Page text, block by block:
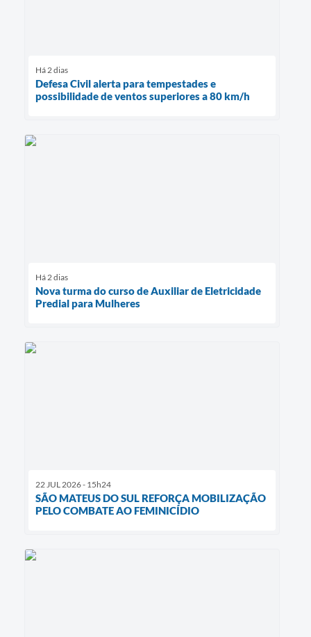
Há 2 dias
Defesa Civil alerta para tempestades e
possibilidade de ventos superiores a 80 km/h
Há 2 dias
Nova turma do curso de Auxiliar de Eletricidade
Predial para Mulheres
22 JUL 2026 - 15h24
SÃO MATEUS DO SUL REFORÇA MOBILIZAÇÃO
PELO COMBATE AO FEMINICÍDIO